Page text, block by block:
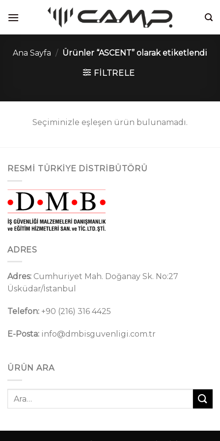
atla
Ana Sayfa / Ürünler “ASCENT” olarak etiketlendi
FILTRELE
Seçiminizle eşleşen ürün bulunamadı.
RESMI TÜRKIYE DISTRIBÜTÖRÜ
ADRES
Adres: Cumhuriyet Mah. Doğanay Sk. No:27
Üsküdar/İstanbul
Telefon: +90 (216) 316 4425
E-Posta: info@dmbisguvenligi.com.tr
ÜRÜN ARA
Ara: